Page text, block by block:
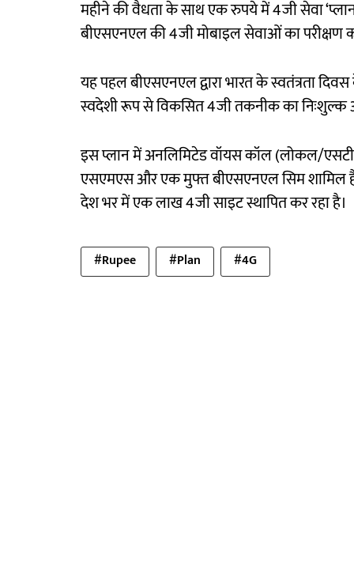
महीने की वैधता के साथ एक रुपये में 4जी सेवा
बीएसएनएल की 4जी मोबाइल सेवाओं का
यह पहल बीएसएनएल द्वारा भारत के स्वतंत्रता
स्वदेशी रूप से विकसित 4जी तकनीक का
इस प्लान में अनलिमिटेड वॉयस कॉल (लोकल/
एसएमएस और एक मुफ्त बीएसएनएल सिम शामिल
देश भर में एक लाख 4जी साइट स्थापित कर रहा है।
#Rupee #Plan #4G